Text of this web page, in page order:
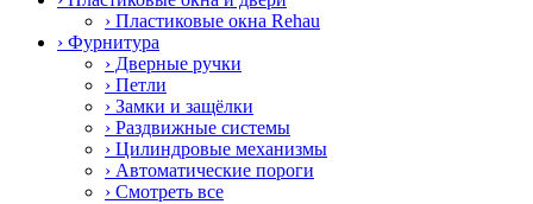
› Пластиковые окна Rehau
› Фурнитура
› Дверные ручки
› Петли
› Замки и защёлки
› Раздвижные системы
› Цилиндровые механизмы
› Автоматические пороги
› Смотреть все